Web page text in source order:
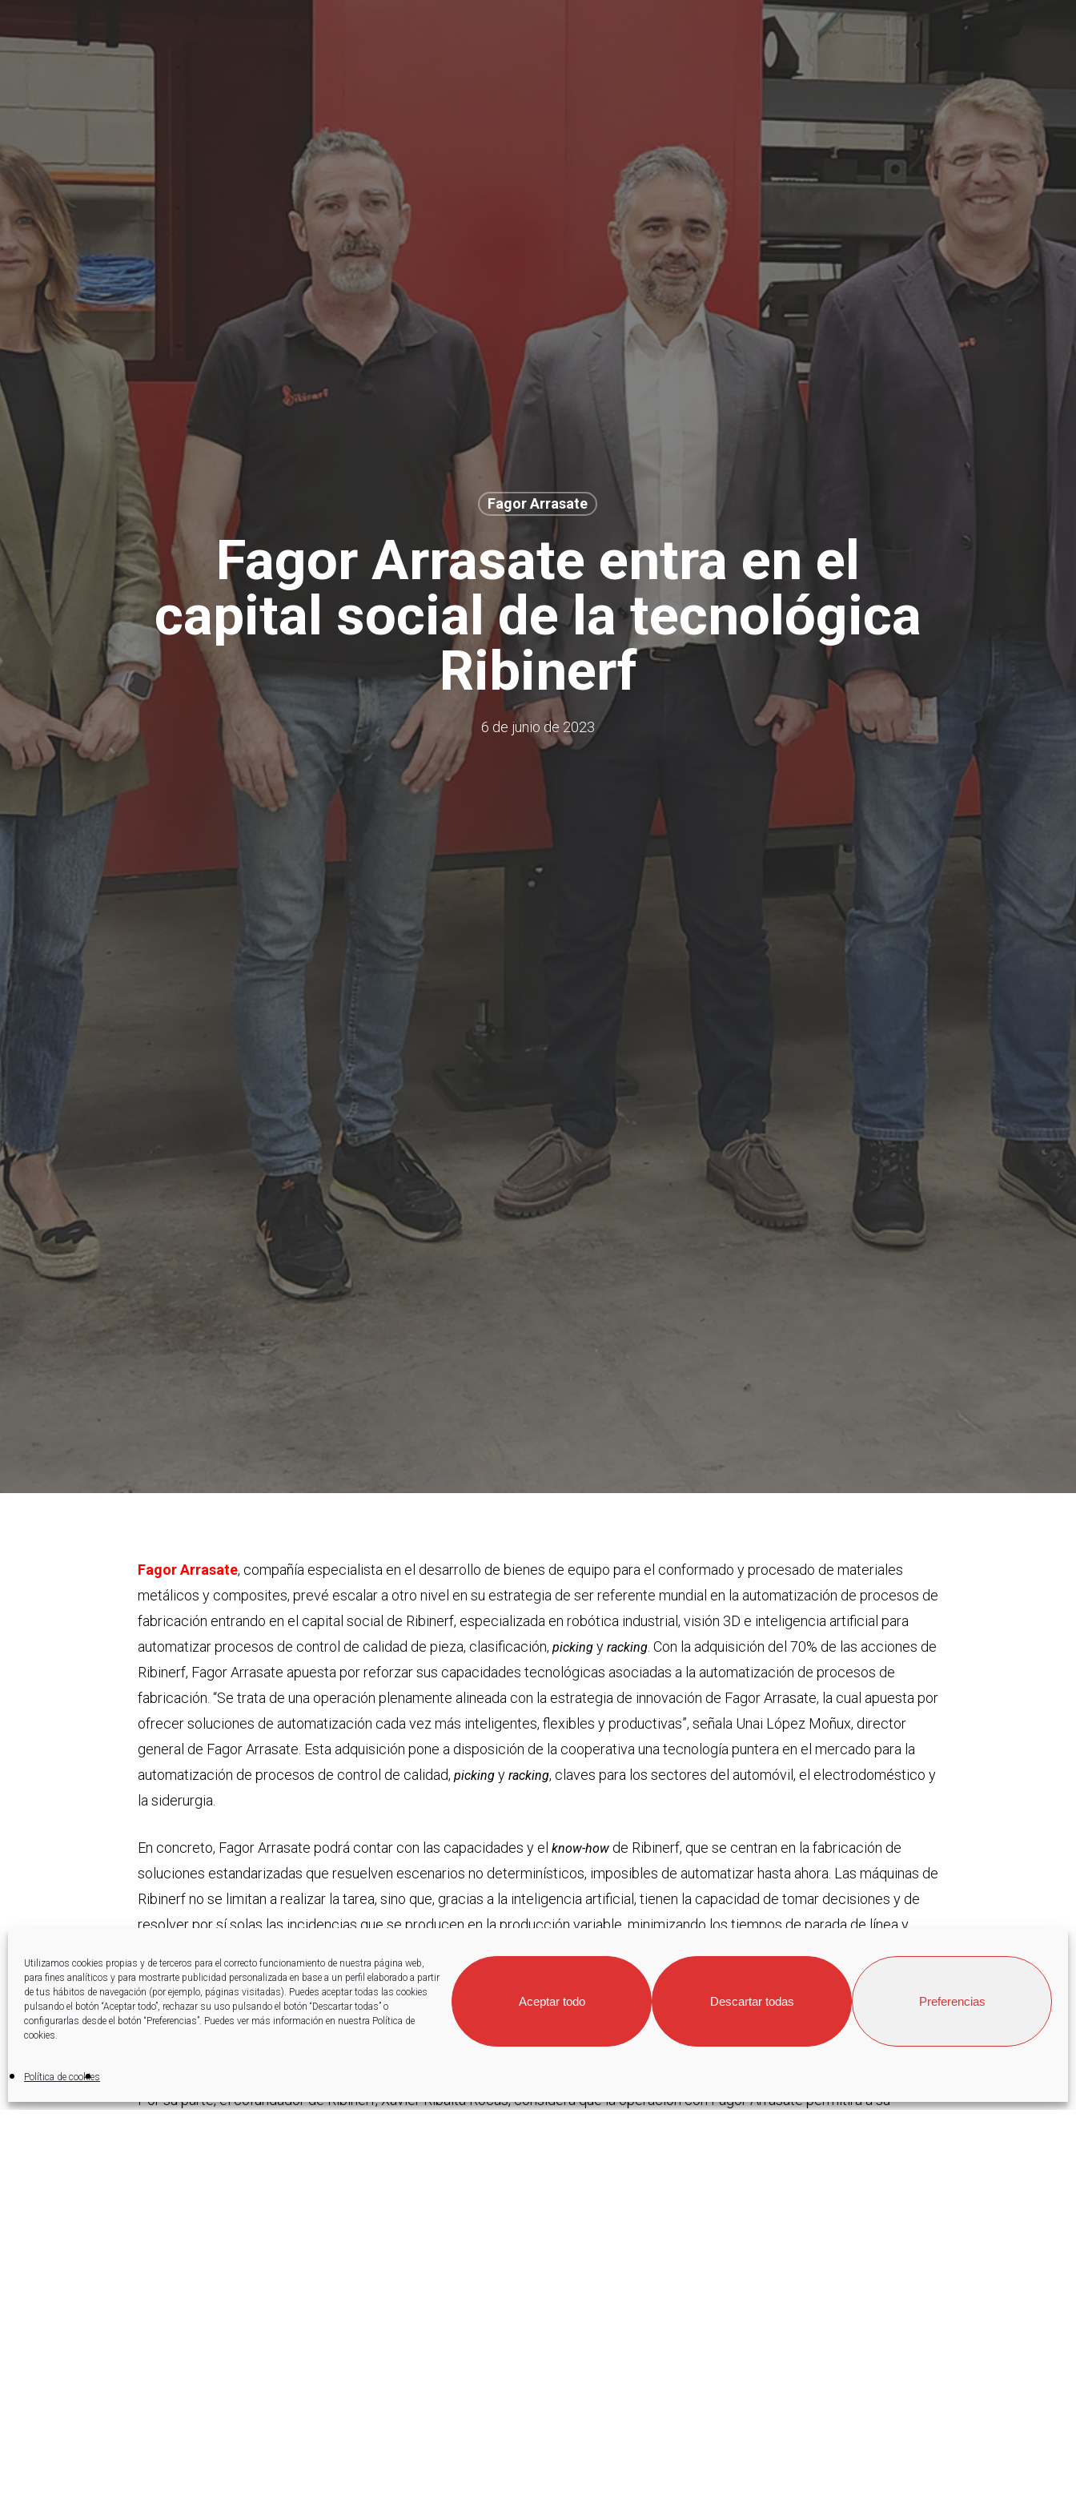
Utilizamos cookies propias y de terceros para el correcto funcionamiento de nuestra página web,
para fines analíticos y para mostrarte publicidad personalizada en base a un perfil elaborado a partir
de tus hábitos de navegación (por ejemplo, páginas visitadas). Puedes aceptar todas las cookies
pulsando el botón “Aceptar todo”, rechazar su uso pulsando el botón “Descartar todas” o
configurarlas desde el botón “Preferencias”. Puedes ver más información en nuestra Política de
cookies.
Aceptar todo Descartar todas Preferencias
Política de cookies
Fagor Arrasate
Fagor Arrasate entra en el
capital social de la tecnológica
Ribinerf
6 de junio de 2023
Fagor Arrasate, compañía especialista en el desarrollo de bienes de equipo para el conformado y procesado de materiales
metálicos y composites, prevé escalar a otro nivel en su estrategia de ser referente mundial en la automatización de procesos de
fabricación entrando en el capital social de Ribinerf, especializada en robótica industrial, visión 3D e inteligencia artificial para
automatizar procesos de control de calidad de pieza, clasificación, picking y racking . Con la adquisición del 70% de las acciones de
Ribinerf, Fagor Arrasate apuesta por reforzar sus capacidades tecnológicas asociadas a la automatización de procesos de
fabricación. “Se trata de una operación plenamente alineada con la estrategia de innovación de Fagor Arrasate, la cual apuesta por
ofrecer soluciones de automatización cada vez más inteligentes, flexibles y productivas”, señala Unai López Moñux, director
general de Fagor Arrasate. Esta adquisición pone a disposición de la cooperativa una tecnología puntera en el mercado para la
automatización de procesos de control de calidad, picking y racking, claves para los sectores del automóvil, el electrodoméstico y
la siderurgia.
En concreto, Fagor Arrasate podrá contar con las capacidades y el know-how de Ribinerf, que se centran en la fabricación de
soluciones estandarizadas que resuelven escenarios no determinísticos, imposibles de automatizar hasta ahora. Las máquinas de
Ribinerf no se limitan a realizar la tarea, sino que, gracias a la inteligencia artificial, tienen la capacidad de tomar decisiones y de
resolver por sí solas las incidencias que se producen en la producción variable, minimizando los tiempos de parada de línea y
procesos. “Gracias a la aplicación de la robótica, la inteligencia artificial y la visión 3D, estas soluciones suponen, además,
sustanciales ahorros en los costes asociados a la no calidad por la disminución del defectivo y porque se evitan devoluciones de
lotes de piezas por parte de los clientes. Ribinerf aporta a Fagor Arrasate la capacidad para incorporar a sus equipos este tipo de
Por su parte, el cofundador de Ribinerf, Xavier Ribalta Rocas, considera que la operación con Fagor Arrasate permitirá a su